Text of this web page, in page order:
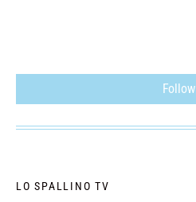
Follow
LO SPALLINO TV